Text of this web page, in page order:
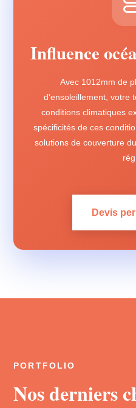
Influence
Avec 1012mm de
d'ensoleillement, votre
conditions climatiques
spécificités de ces
solutions de couverture
Devis
PORTFOLIO
Nos derniers